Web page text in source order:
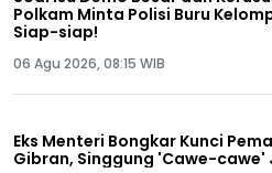
Polkam Minta Polisi Buru
Siap-siap!
06 Agu 2026, 08:15 WIB
Eks Menteri Bongkar Kunci
Gibran, Singgung 'Cawe-cawe'